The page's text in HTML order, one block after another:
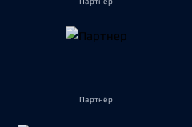
Партнёр